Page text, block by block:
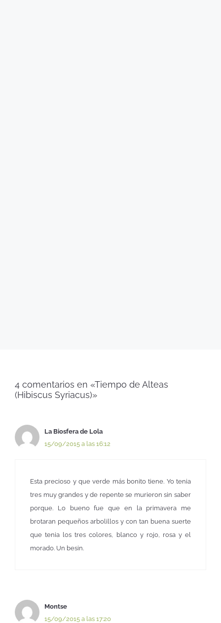
4 comentarios en «Tiempo de Alteas
(Hibiscus Syriacus)»
La Biosfera de Lola
15/09/2015 a las 16:12
Esta precioso y que verde más bonito tiene. Yo tenia
tres muy grandes y de repente se murieron sin saber
porque. Lo bueno fue que en la primavera me
brotaran pequeños arbolillos y con tan buena suerte
que tenia los tres colores, blanco y rojo, rosa y el
morado. Un besin.
Montse
15/09/2015 a las 17:20